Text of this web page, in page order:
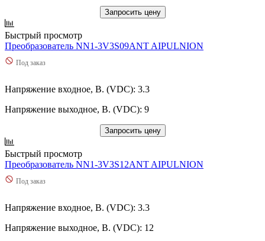
Запросить цену
Быстрый просмотр
Преобразователь NN1-3V3S09ANT AIPULNION
Под заказ
Напряжение входное, В. (VDC): 3.3
Напряжение выходное, В. (VDC): 9
Запросить цену
Быстрый просмотр
Преобразователь NN1-3V3S12ANT AIPULNION
Под заказ
Напряжение входное, В. (VDC): 3.3
Напряжение выходное, В. (VDC): 12